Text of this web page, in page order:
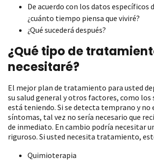
De acuerdo con los datos específicos
¿cuánto tiempo piensa que viviré?
¿Qué sucederá después?
¿Qué tipo de
necesitaré?
El mejor plan de tratamiento para usted
su salud general y otros factores, como los
está teniendo. Si se detecta temprano y no
síntomas, tal vez no sería necesario que
de inmediato. En cambio podría necesitar
riguroso. Si usted necesita tratamiento,
Quimioterapia